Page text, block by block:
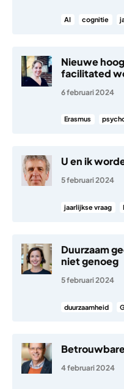
AI cognitie
Nieuwe
facilitated
6 februari 2024
Erasmus
U en ik
5 februari 2024
jaarlijkse vraag
Duurzaam
niet genoeg
5 februari 2024
duurzaamheid
4 februari 2024